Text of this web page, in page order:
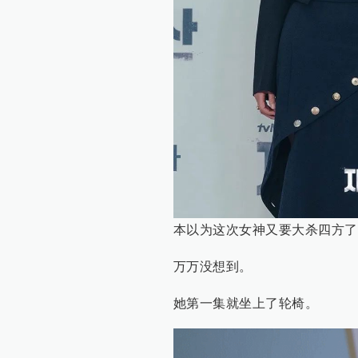
本以为这次女神又要大杀四方
万万没想到。
她第一集就坐上了轮椅。